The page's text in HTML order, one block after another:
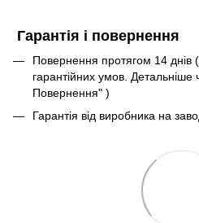
Гарантія і повернення
Повернення протягом 14 днів
гарантійних умов. Детальніше
Повернення" )
Гарантія від виробника на